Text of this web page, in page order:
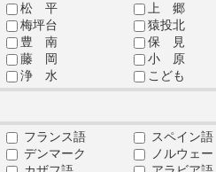
松 平 上 郷
梅坪台 猿投北
豊 南 保 見
藤 岡 小 原
浄 水 こども
フランス語 スペイン語
デンマーク ノルウェー